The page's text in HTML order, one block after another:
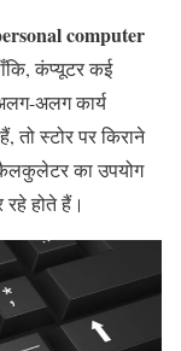
computer
कंप्यूटर कई
अलग कार्य
स्टोर पर किराने
का उपयोग
होते हैं।